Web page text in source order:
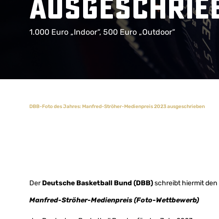
1.000 Euro „Indoor“, 500 Euro „Outdoor“
DBB-Foto des Jahres: Manfred-Ströher-Medienpreis 2023 ausgeschrieben
DerDeutsche Basketball Bund (DBB)schreibt hiermit den
Manfred-Ströher-Medienpreis (Foto-Wettbewerb)